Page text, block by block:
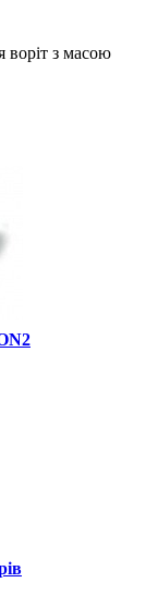
воріт з масою